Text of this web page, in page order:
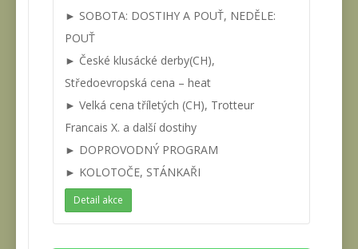
► SOBOTA: DOSTIHY A POUŤ, NEDĚLE:
POUŤ
► České klusácké derby(CH),
Středoevropská cena – heat
► Velká cena tříletých (CH), Trotteur
Francais X. a další dostihy
► DOPROVODNÝ PROGRAM
► KOLOTOČE, STÁNKAŘI
Detail akce